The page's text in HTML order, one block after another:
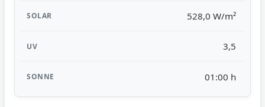
528,0 W/m²
3,5
01:00 h